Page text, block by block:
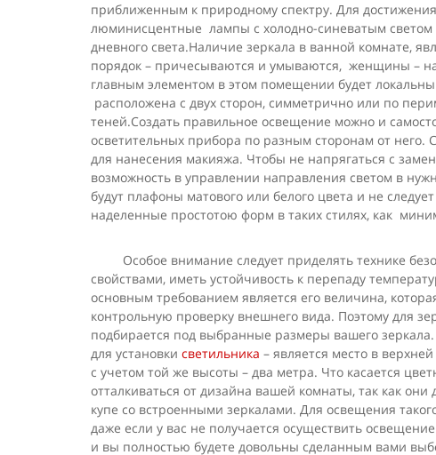
приближенным к природному спектру. Для
люминисцентные лампы с холодно-синеватым
дневного света.Наличие зеркала в ванной комнате,
порядок – причесываются и умываются, женщины –
главным элементом в этом помещении будет
расположена с двух сторон, симметрично или по
теней.Создать правильное освещение можно и
осветительных прибора по разным сторонам от него.
для нанесения макияжа. Чтобы не напрягаться с
возможность в управлении направления светом в
будут плафоны матового или белого цвета и не
наделенные простотою форм в таких стилях, как
Особое внимание следует приделять технике
свойствами, иметь устойчивость к перепаду
основным требованием является его величина,
контрольную проверку внешнего вида. Поэтому для
подбирается под выбранные размеры вашего
для установки светильника – является место в
с учетом той же высоты – два метра. Что касается
отталкиваться от дизайна вашей комнаты, так как
купе со встроенными зеркалами. Для освещения
даже если у вас не получается осуществить
и вы полностью будете довольны сделанным вами